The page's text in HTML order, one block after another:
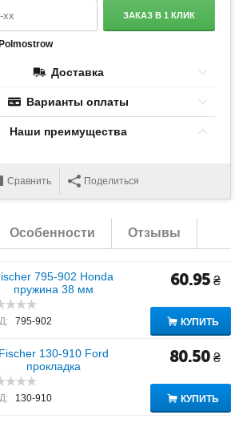
ЗАКАЗ В 1 КЛИК
Polmostrow
Доставка
Варианты оплаты
Наши преимущества
Сравнить Поделиться
Особенности Отзывы
795-902 Honda
пружина 38 мм
795-902
60.95 ₴
КУПИТЬ
Fischer 130-910 Ford
прокладка
130-910
80.50 ₴
КУПИТЬ